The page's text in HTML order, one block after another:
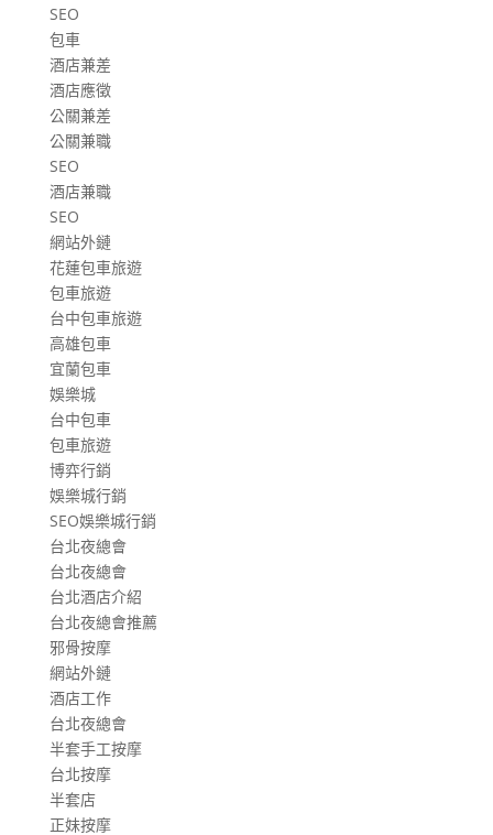
SEO
包車
酒店兼差
酒店應徵
公關兼差
公關兼職
SEO
酒店兼職
SEO
網站外鏈
花蓮包車旅遊
包車旅遊
台中包車旅遊
高雄包車
宜蘭包車
娛樂城
台中包車
包車旅遊
博弈行銷
娛樂城行銷
SEO娛樂城行銷
台北夜總會
台北夜總會
台北酒店介紹
台北夜總會推薦
邪骨按摩
網站外鏈
酒店工作
台北夜總會
半套手工按摩
台北按摩
半套店
正妹按摩